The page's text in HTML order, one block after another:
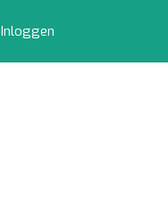
Inloggen